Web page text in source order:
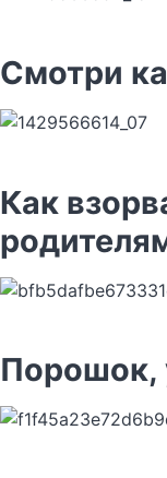
Смотри
Как
Порошок,